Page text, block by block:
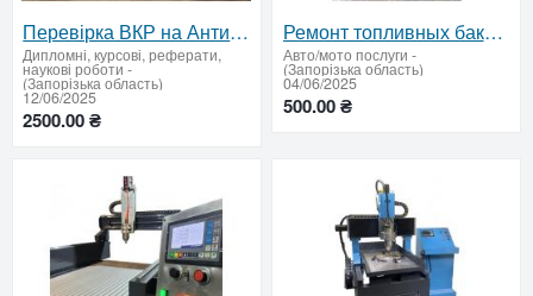
Перевірка ВКР на Антиплагіат на Замовлення. Точний Звіт та Консультації щодо Підвищення Унікальності
Дипломні, курсові, реферати,
наукові роботи -
(Запорізька область)
12/06/2025
2500.00 ₴
Ремонт топливных баков без сварки и пайки — профессионально и надолго
Авто/мото послуги -
(Запорізька область)
04/06/2025
500.00 ₴